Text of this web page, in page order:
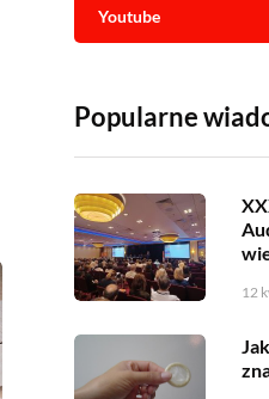
Youtube
Popularne
12